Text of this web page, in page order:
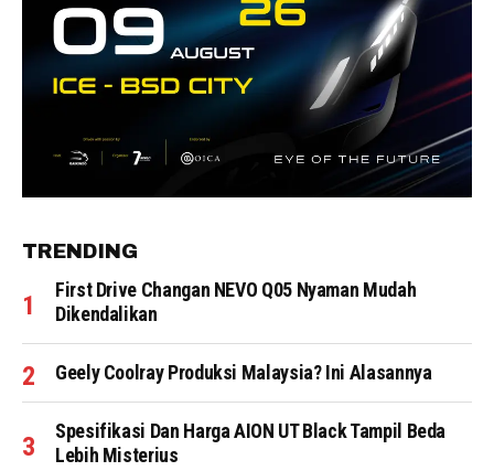
TRENDING
First Drive Changan NEVO Q05 Nyaman Mudah
Dikendalikan
Geely Coolray Produksi Malaysia? Ini Alasannya
Spesifikasi Dan Harga AION UT Black Tampil Beda
Lebih Misterius